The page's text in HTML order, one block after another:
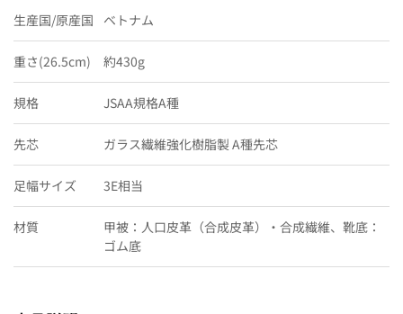
生産国/原産国 ベトナム
重さ(26.5cm) 約430g
規格 JSAA規格A種
先芯 ガラス繊維強化樹脂製 A種先芯
足幅サイズ 3E相当
材質
甲被：人口皮革（合成皮革）・合成繊維、靴底：
ゴム底